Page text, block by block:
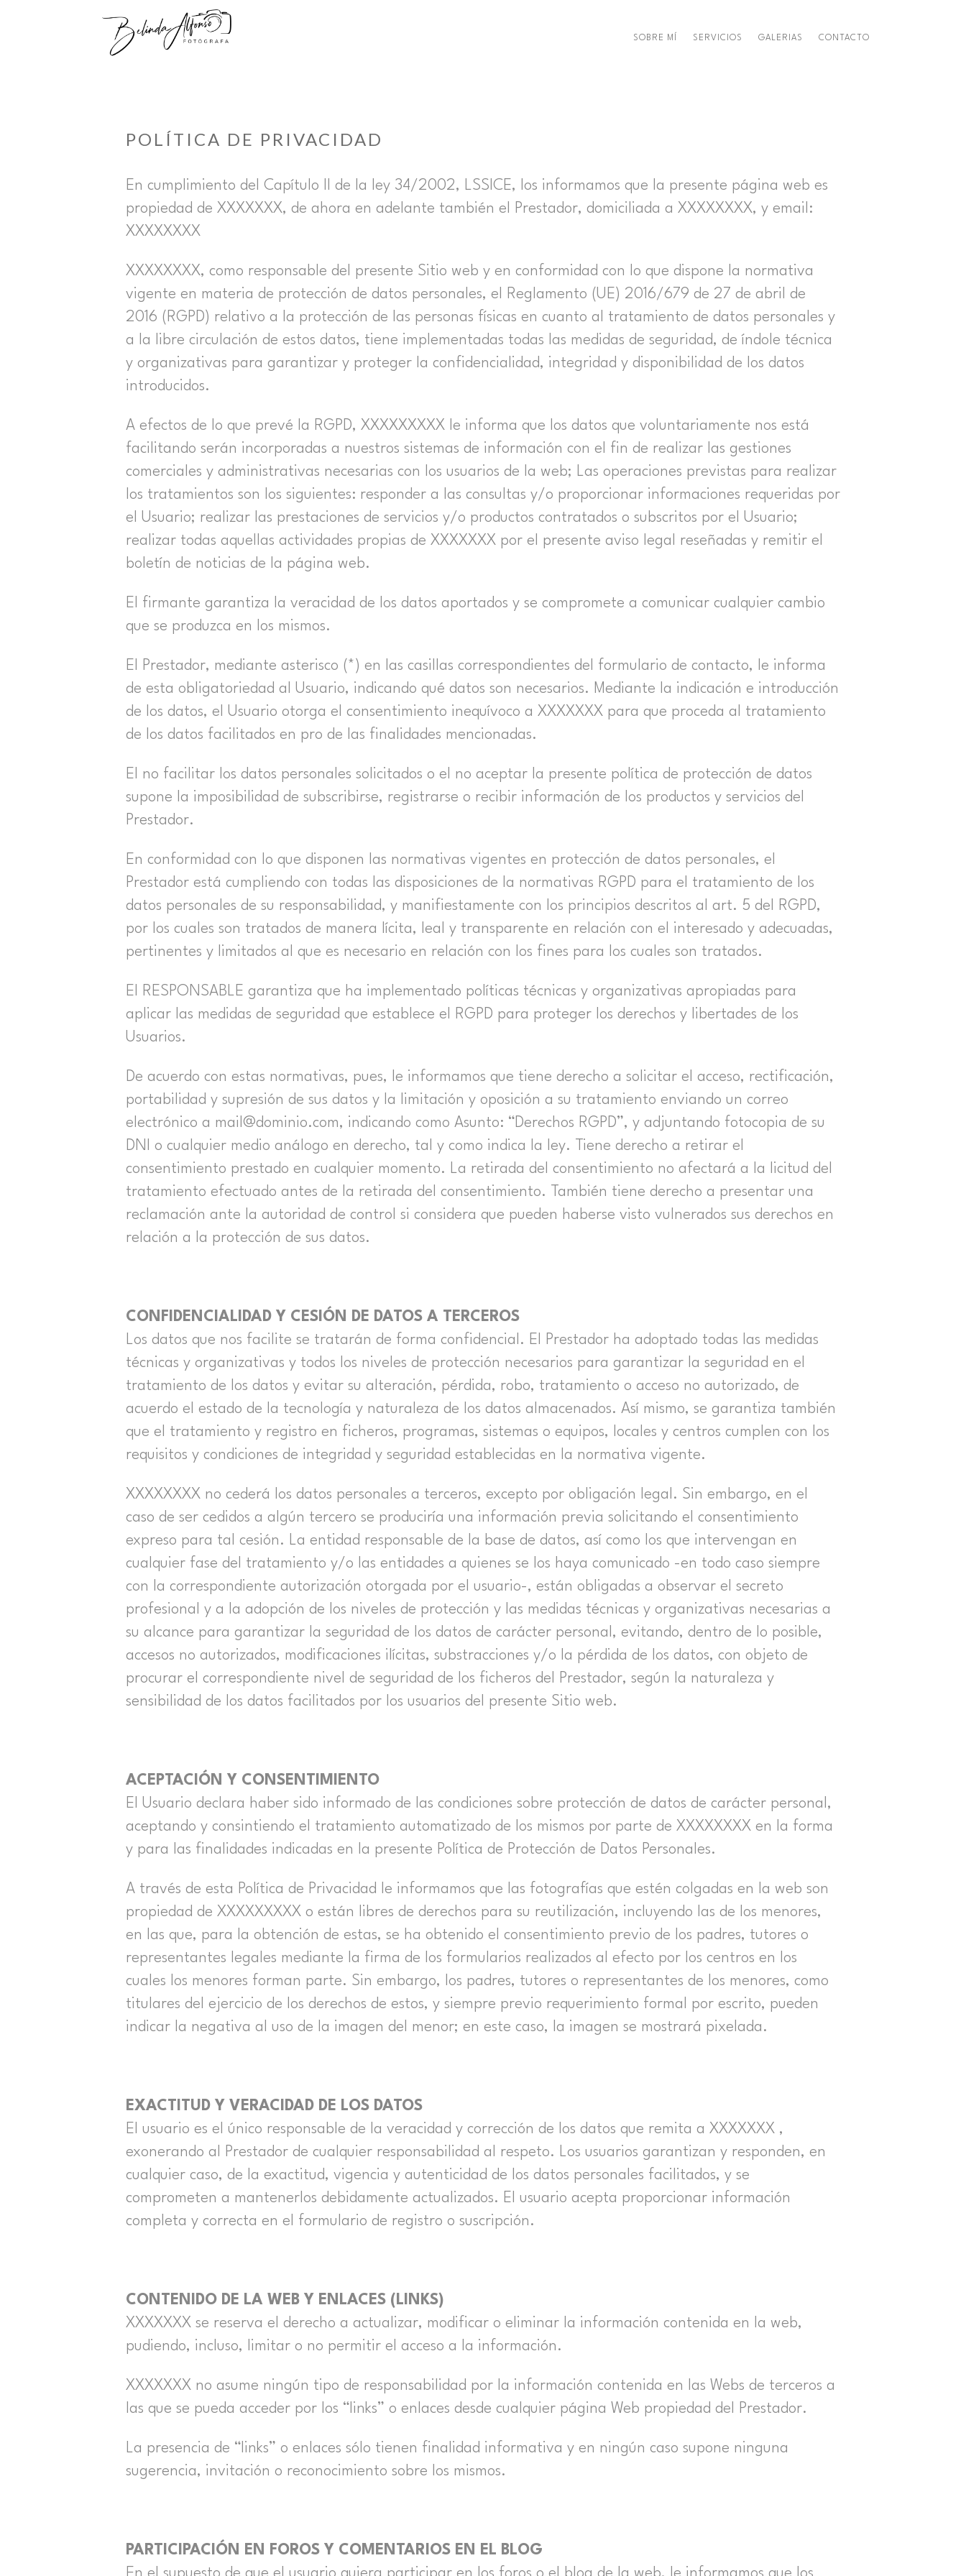
SOBRE MÍ SERVICIOS GALERIAS CONTACTO
POLÍTICA DE PRIVACIDAD
En cumplimiento del Capítulo II de la ley 34/2002, LSSICE, los informamos que la presente página web es
propiedad de XXXXXXX, de ahora en adelante también el Prestador, domiciliada a XXXXXXXX, y email:
XXXXXXXX
XXXXXXXX, como responsable del presente Sitio web y en conformidad con lo que dispone la normativa
vigente en materia de protección de datos personales, el Reglamento (UE) 2016/679 de 27 de abril de
2016 (RGPD) relativo a la protección de las personas físicas en cuanto al tratamiento de datos personales y
a la libre circulación de estos datos, tiene implementadas todas las medidas de seguridad, de índole técnica
y organizativas para garantizar y proteger la confidencialidad, integridad y disponibilidad de los datos
introducidos.
A efectos de lo que prevé la RGPD, XXXXXXXXX le informa que los datos que voluntariamente nos está
facilitando serán incorporadas a nuestros sistemas de información con el fin de realizar las gestiones
comerciales y administrativas necesarias con los usuarios de la web; Las operaciones previstas para realizar
los tratamientos son los siguientes: responder a las consultas y/o proporcionar informaciones requeridas por
el Usuario; realizar las prestaciones de servicios y/o productos contratados o subscritos por el Usuario;
realizar todas aquellas actividades propias de XXXXXXX por el presente aviso legal reseñadas y remitir el
boletín de noticias de la página web.
El firmante garantiza la veracidad de los datos aportados y se compromete a comunicar cualquier cambio
que se produzca en los mismos.
El Prestador, mediante asterisco (*) en las casillas correspondientes del formulario de contacto, le informa
de esta obligatoriedad al Usuario, indicando qué datos son necesarios. Mediante la indicación e introducción
de los datos, el Usuario otorga el consentimiento inequívoco a XXXXXXX para que proceda al tratamiento
de los datos facilitados en pro de las finalidades mencionadas.
El no facilitar los datos personales solicitados o el no aceptar la presente política de protección de datos
supone la imposibilidad de subscribirse, registrarse o recibir información de los productos y servicios del
Prestador.
En conformidad con lo que disponen las normativas vigentes en protección de datos personales, el
Prestador está cumpliendo con todas las disposiciones de la normativas RGPD para el tratamiento de los
datos personales de su responsabilidad, y manifiestamente con los principios descritos al art. 5 del RGPD,
por los cuales son tratados de manera lícita, leal y transparente en relación con el interesado y adecuadas,
pertinentes y limitados al que es necesario en relación con los fines para los cuales son tratados.
El RESPONSABLE garantiza que ha implementado políticas técnicas y organizativas apropiadas para
aplicar las medidas de seguridad que establece el RGPD para proteger los derechos y libertades de los
Usuarios.
De acuerdo con estas normativas, pues, le informamos que tiene derecho a solicitar el acceso, rectificación,
portabilidad y supresión de sus datos y la limitación y oposición a su tratamiento enviando un correo
electrónico a mail@dominio.com, indicando como Asunto: “Derechos RGPD”, y adjuntando fotocopia de su
DNI o cualquier medio análogo en derecho, tal y como indica la ley. Tiene derecho a retirar el
consentimiento prestado en cualquier momento. La retirada del consentimiento no afectará a la licitud del
tratamiento efectuado antes de la retirada del consentimiento. También tiene derecho a presentar una
reclamación ante la autoridad de control si considera que pueden haberse visto vulnerados sus derechos en
relación a la protección de sus datos.
CONFIDENCIALIDAD Y CESIÓN DE DATOS A TERCEROS
Los datos que nos facilite se tratarán de forma confidencial. El Prestador ha adoptado todas las medidas
técnicas y organizativas y todos los niveles de protección necesarios para garantizar la seguridad en el
tratamiento de los datos y evitar su alteración, pérdida, robo, tratamiento o acceso no autorizado, de
acuerdo el estado de la tecnología y naturaleza de los datos almacenados. Así mismo, se garantiza también
que el tratamiento y registro en ficheros, programas, sistemas o equipos, locales y centros cumplen con los
requisitos y condiciones de integridad y seguridad establecidas en la normativa vigente.
XXXXXXXX no cederá los datos personales a terceros, excepto por obligación legal. Sin embargo, en el
caso de ser cedidos a algún tercero se produciría una información previa solicitando el consentimiento
expreso para tal cesión. La entidad responsable de la base de datos, así como los que intervengan en
cualquier fase del tratamiento y/o las entidades a quienes se los haya comunicado -en todo caso siempre
con la correspondiente autorización otorgada por el usuario-, están obligadas a observar el secreto
profesional y a la adopción de los niveles de protección y las medidas técnicas y organizativas necesarias a
su alcance para garantizar la seguridad de los datos de carácter personal, evitando, dentro de lo posible,
accesos no autorizados, modificaciones ilícitas, substracciones y/o la pérdida de los datos, con objeto de
procurar el correspondiente nivel de seguridad de los ficheros del Prestador, según la naturaleza y
sensibilidad de los datos facilitados por los usuarios del presente Sitio web.
ACEPTACIÓN Y CONSENTIMIENTO
El Usuario declara haber sido informado de las condiciones sobre protección de datos de carácter personal,
aceptando y consintiendo el tratamiento automatizado de los mismos por parte de XXXXXXXX en la forma
y para las finalidades indicadas en la presente Política de Protección de Datos Personales.
A través de esta Política de Privacidad le informamos que las fotografías que estén colgadas en la web son
propiedad de XXXXXXXXX o están libres de derechos para su reutilización, incluyendo las de los menores,
en las que, para la obtención de estas, se ha obtenido el consentimiento previo de los padres, tutores o
representantes legales mediante la firma de los formularios realizados al efecto por los centros en los
cuales los menores forman parte. Sin embargo, los padres, tutores o representantes de los menores, como
titulares del ejercicio de los derechos de estos, y siempre previo requerimiento formal por escrito, pueden
indicar la negativa al uso de la imagen del menor; en este caso, la imagen se mostrará pixelada.
EXACTITUD Y VERACIDAD DE LOS DATOS
El usuario es el único responsable de la veracidad y corrección de los datos que remita a XXXXXXX ,
exonerando al Prestador de cualquier responsabilidad al respeto. Los usuarios garantizan y responden, en
cualquier caso, de la exactitud, vigencia y autenticidad de los datos personales facilitados, y se
comprometen a mantenerlos debidamente actualizados. El usuario acepta proporcionar información
completa y correcta en el formulario de registro o suscripción.
CONTENIDO DE LA WEB Y ENLACES (LINKS)
XXXXXXX se reserva el derecho a actualizar, modificar o eliminar la información contenida en la web,
pudiendo, incluso, limitar o no permitir el acceso a la información.
XXXXXXX no asume ningún tipo de responsabilidad por la información contenida en las Webs de terceros a
las que se pueda acceder por los “links” o enlaces desde cualquier página Web propiedad del Prestador.
La presencia de “links” o enlaces sólo tienen finalidad informativa y en ningún caso supone ninguna
sugerencia, invitación o reconocimiento sobre los mismos.
PARTICIPACIÓN EN FOROS Y COMENTARIOS EN EL BLOG